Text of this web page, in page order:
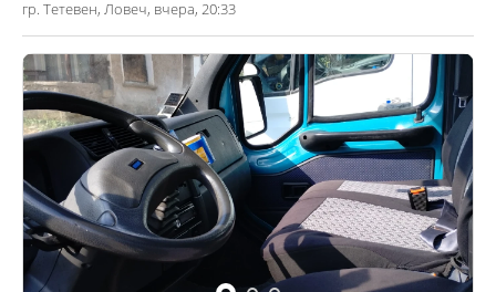
гр. Тетевен, Ловеч, вчера, 20:33